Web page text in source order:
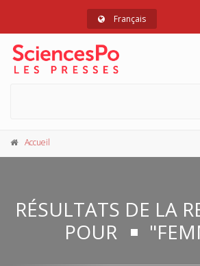
Français
Accueil
RÉSULTATS DE LA
POUR